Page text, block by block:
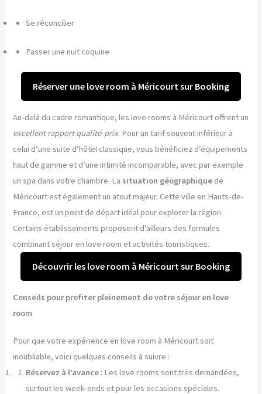
Se réconcilier
Passer une nuit coquine
Réserver une love room à Méricourt sur Booking
Au-delà du cadre romantique, les love rooms à Méricourt offrent un
excellent rapport qualité-prix. Pour un tarif souvent inférieur à
celui d’une suite d’hôtel classique, vous bénéficiez d’équipements
haut de gamme et d’une intimité incomparable, avec par exemple
un spa dans votre chambre. La situation géographique de
Méricourt est également un atout majeur. Cette ville en Hauts-de-
France, est un point de départ idéal pour explorer la région.
Certains établissements proposent d’ailleurs des formules
combinant séjour en love room et activités touristiques.
Découvrir les love room à Méricourt sur Booking
Conseils pour profiter pleinement de votre séjour en love
room
Pour que votre expérience en love room à Méricourt soit
inoubliable, voici quelques conseils à suivre :
Réservez à l’avance : Les love rooms sont très demandées,
surtout les week-ends et pour les occasions spéciales.